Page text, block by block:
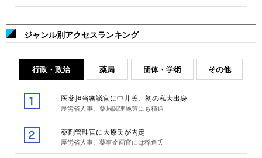
ジャンル別アクセスランキング
行政・政治 薬局 団体・学術 その他
医薬担当審議官に中井氏、初の私大出身
厚労省人事、薬局関連施策にも精通
薬剤管理官に大原氏が内定
厚労省人事、薬事企画官には稲角氏